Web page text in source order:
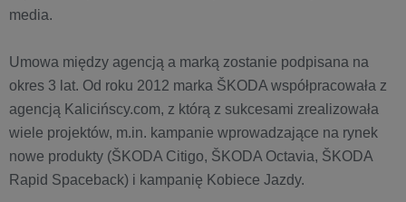
media.
Umowa między agencją a marką zostanie podpisana na
okres 3 lat. Od roku 2012 marka ŠKODA współpracowała z
agencją Kalicińscy.com, z którą z sukcesami zrealizowała
wiele projektów, m.in. kampanie wprowadzające na rynek
nowe produkty (ŠKODA Citigo, ŠKODA Octavia, ŠKODA
Rapid Spaceback) i kampanię Kobiece Jazdy.